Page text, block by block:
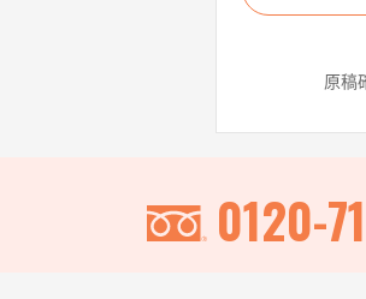
原稿
0120-